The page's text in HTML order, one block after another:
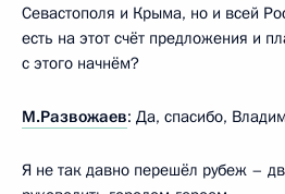
Севастополя и Крыма, но и всей
есть на этот счёт предложения и
с этого начнём?
М.Развожаев: Да, спасибо,
Я не так давно перешёл рубеж –